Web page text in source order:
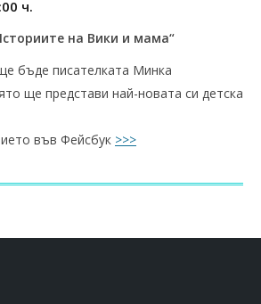
ч.
на Вики и мама“
бъде писателката Минка
ще представи най-новата си детска
във Фейсбук >>>